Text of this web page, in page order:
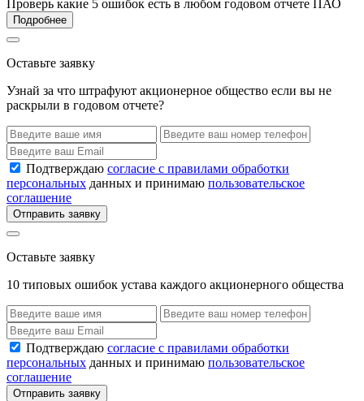
Проверь какие 5 ошибок есть в любом годовом отчете ПАО
Подробнее
Оставьте заявку
Узнай за что штрафуют акционерное общество если вы не
раскрыли в годовом отчете?
Подтверждаю согласие с правилами обработки
персональных данных и принимаю пользовательское
соглашение
Отправить заявку
Оставьте заявку
10 типовых ошибок устава каждого акционерного общества
Подтверждаю согласие с правилами обработки
персональных данных и принимаю пользовательское
соглашение
Отправить заявку